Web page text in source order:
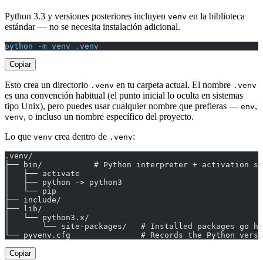
Python 3.3 y versiones posteriores incluyen venv en la biblioteca
estándar — no se necesita instalación adicional.
python -m venv .venv
Copiar
Esto crea un directorio .venv en tu carpeta actual. El nombre .venv
es una convención habitual (el punto inicial lo oculta en sistemas
tipo Unix), pero puedes usar cualquier nombre que prefieras — env,
venv, o incluso un nombre específico del proyecto.
Lo que venv crea dentro de .venv:
.venv/
├── bin/           # Python interpreter + activation
│   ├── activate
│   ├── python -> python3
│   └── pip
├── include/
├── lib/
│   └── python3.x/
│       └── site-packages/   # Installed packages go
└── pyvenv.cfg               # Records the Python
Copiar